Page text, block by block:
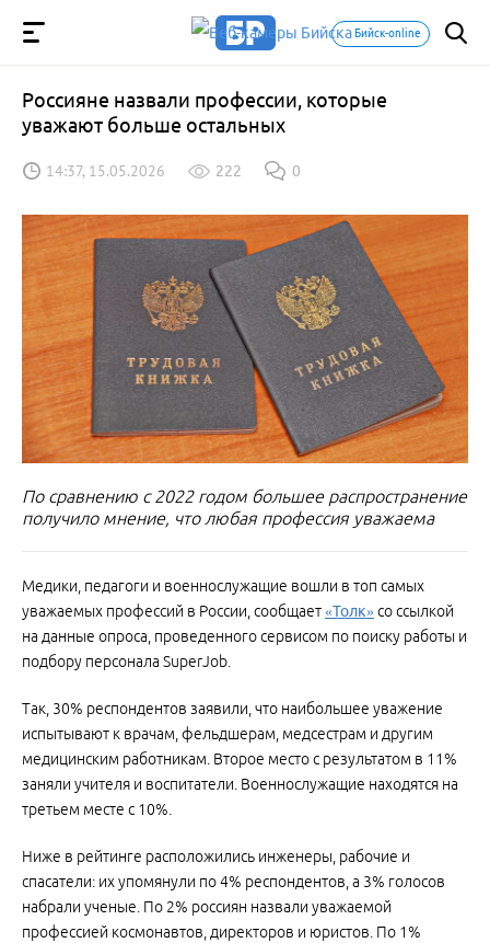
Бийск-online
Россияне назвали профессии, которые
уважают больше остальных
14:37, 15.05.2026 222 0
По сравнению с 2022 годом большее распространение
получило мнение, что любая профессия уважаема
Медики, педагоги и военнослужащие вошли в топ самых
уважаемых профессий в России, сообщает«Толк»со ссылкой
на данные опроса, проведенного сервисом по поиску работы и
подбору персонала SuperJob.
Так, 30% респондентов заявили, что наибольшее уважение
испытывают к врачам, фельдшерам, медсестрам и другим
медицинским работникам. Второе место с результатом в 11%
заняли учителя и воспитатели. Военнослужащие находятся на
третьем месте с 10%.
Ниже в рейтинге расположились инженеры, рабочие и
спасатели: их упомянули по 4% респондентов, а 3% голосов
набрали ученые. По 2% россиян назвали уважаемой
профессией космонавтов, директоров и юристов. По 1%